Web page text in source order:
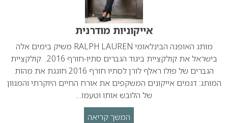
אייקוניות מודרנית
מותג האופנה הבינלאומי RALPH LAUREN משיק בימים אלה
בישראל את קולקציית ביגוד הגברים סתיו-חורף 2016. קולקציית
הגברים של פולו ראלף לורן לסתיו חורף 2016 חוגגת את מהות
המותג: דגמים אייקונים המשקפים את אורח החיים היוקרתי והמגוון
של הלובש אותו וטעמו…
המשך קריאה